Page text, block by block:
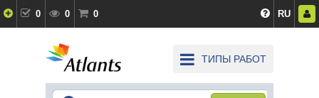
0 0 0 RU
ТИПЫ РАБОТ